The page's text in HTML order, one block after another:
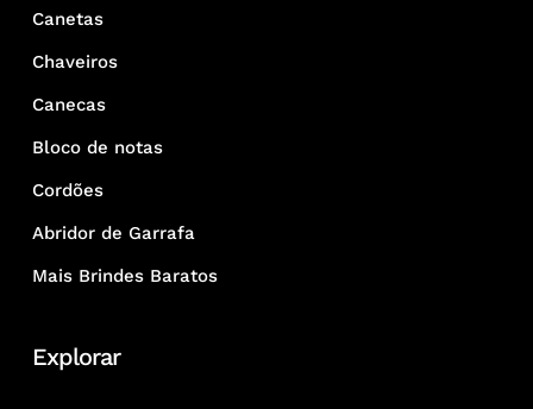
Canetas
Chaveiros
Canecas
Bloco de notas
Cordões
Abridor de Garrafa
Mais Brindes Baratos
Explorar